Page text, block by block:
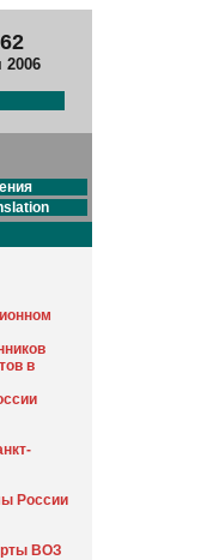
2006
в
России
ВОЗ